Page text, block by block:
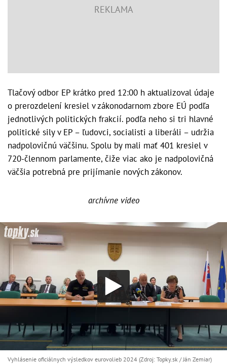
Tlačový odbor EP krátko pred 12:00 h aktualizoval údaje
o prerozdelení kresiel v zákonodarnom zbore EÚ podľa
jednotlivých politických frakcií. podľa neho si tri hlavné
politické sily v EP – ľudovci, socialisti a liberáli – udržia
nadpolovičnú väčšinu. Spolu by mali mať 401 kresiel v
720-člennom parlamente, čiže viac ako je nadpolovičná
väčšia potrebná pre prijímanie nových zákonov.
archívne video
Vyhlásenie oficiálnych výsledkov eurovolieb 2024 (Zdroj: Topky.sk / Ján Zemiar)